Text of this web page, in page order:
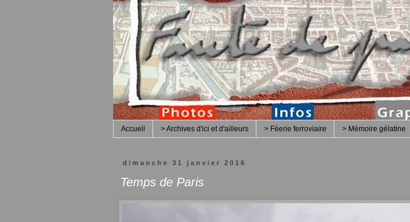
Accueil > Archives d'ici et d'ailleurs > Féerie ferroviaire > Mémoire gélatine
dimanche 31 janvier 2016
Temps de Paris